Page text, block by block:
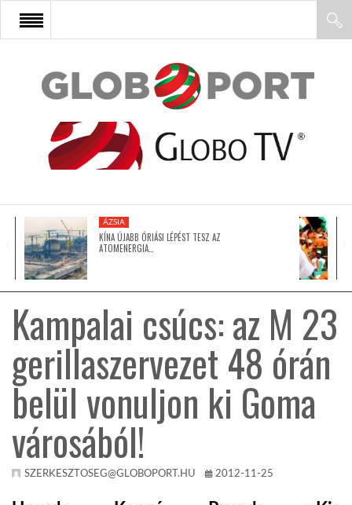
FŐOLDAL
AFRIKA
ÁZSIA
LATIN-AMERIKA
KÖZEL-KELET
AUSZTRÁLIA
ÁZSIA
KÍNA ÚJABB ÓRIÁSI LÉPÉST TESZ AZ
ATOMENERGIA…
Kampalai csúcs: az M 23
gerillaszervezet 48 órán
belül vonuljon ki Goma
városából!
SZERKESZTOSEG@GLOBOPORT.HU 2012-11-25